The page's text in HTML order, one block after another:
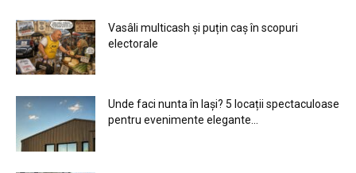
Vasâli multicash și puțin caș în scopuri
electorale
Unde faci nunta în Iași? 5 locații spectaculoase
pentru evenimente elegante...